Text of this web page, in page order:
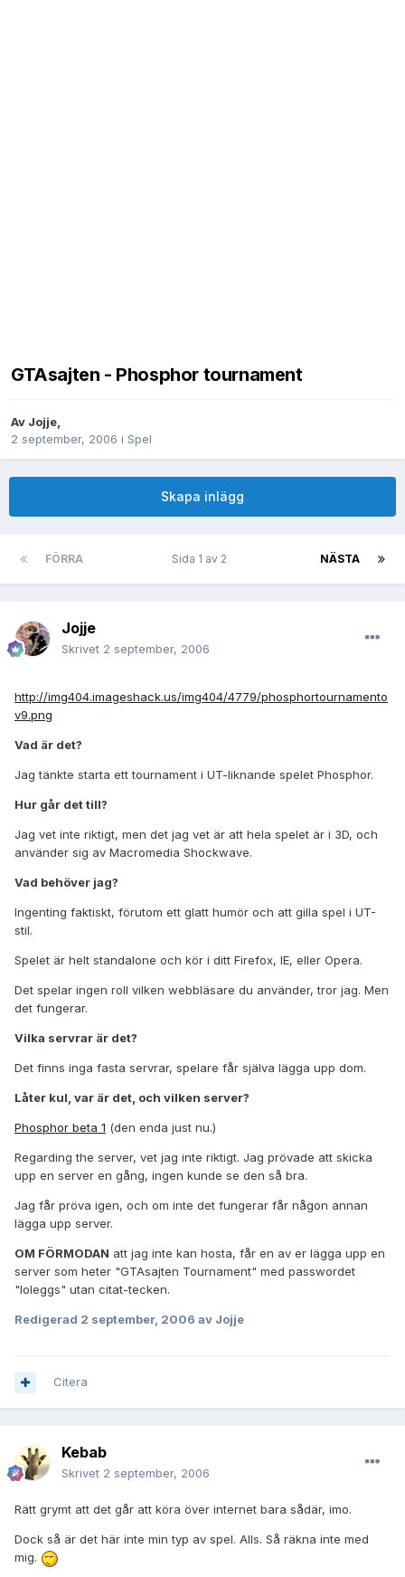
GTAsajten - Phosphor tournament
Av Jojje,
2 september, 2006 i Spel
Skapa inlägg
FÖRRA NÄSTA
Sida 1 av 2
Jojje
Skrivet 2 september, 2006
http://img404.imageshack.us/img404/4779/phosphortournamento
v9.png
Vad är det?
Jag tänkte starta ett tournament i UT-liknande spelet Phosphor.
Hur går det till?
Jag vet inte riktigt, men det jag vet är att hela spelet är i 3D, och
använder sig av Macromedia Shockwave.
Vad behöver jag?
Ingenting faktiskt, förutom ett glatt humör och att gilla spel i UT-
stil.
Spelet är helt standalone och kör i ditt Firefox, IE, eller Opera.
Det spelar ingen roll vilken webbläsare du använder, tror jag. Men
det fungerar.
Vilka servrar är det?
Det finns inga fasta servrar, spelare får själva lägga upp dom.
Låter kul, var är det, och vilken server?
Phosphor beta 1 (den enda just nu.)
Regarding the server, vet jag inte riktigt. Jag prövade att skicka
upp en server en gång, ingen kunde se den så bra.
Jag får pröva igen, och om inte det fungerar får någon annan
lägga upp server.
OM FÖRMODAN att jag inte kan hosta, får en av er lägga upp en
server som heter "GTAsajten Tournament" med passwordet
"loleggs" utan citat-tecken.
Redigerad 2 september, 2006 av Jojje
Citera
Kebab
Skrivet 2 september, 2006
Rätt grymt att det går att köra över internet bara sådär, imo.
Dock så är det här inte min typ av spel. Alls. Så räkna inte med
mig.